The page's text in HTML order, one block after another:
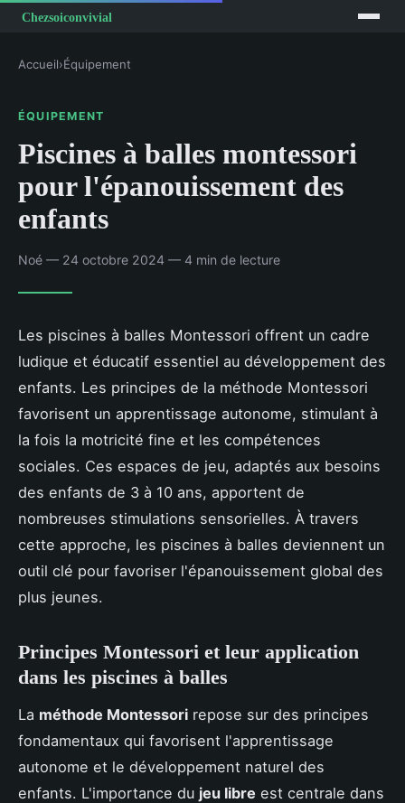
Accueil›Équipement
ÉQUIPEMENT
Piscines à balles montessori
pour l'épanouissement des
enfants
Noé — 24 octobre 2024 — 4 min de lecture
Les piscines à balles Montessori offrent un cadre
ludique et éducatif essentiel au développement des
enfants. Les principes de la méthode Montessori
favorisent un apprentissage autonome, stimulant à
la fois la motricité fine et les compétences
sociales. Ces espaces de jeu, adaptés aux besoins
des enfants de 3 à 10 ans, apportent de
nombreuses stimulations sensorielles. À travers
cette approche, les piscines à balles deviennent un
outil clé pour favoriser l'épanouissement global des
plus jeunes.
Principes Montessori et leur application
dans les piscines à balles
La méthode Montessori repose sur des principes
fondamentaux qui favorisent l'apprentissage
autonome et le développement naturel des
enfants. L'importance du jeu libre est centrale dans